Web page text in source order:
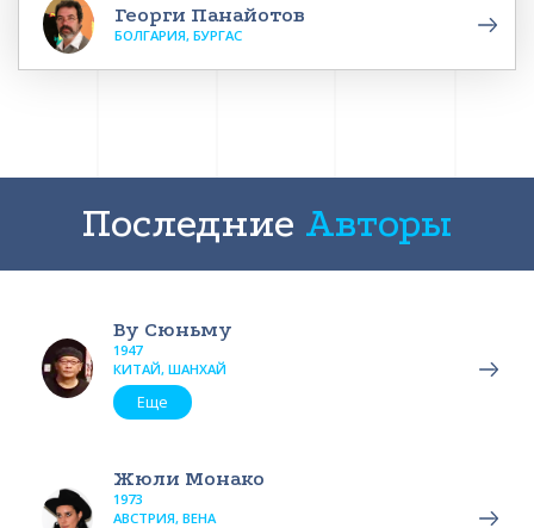
Георги Панайотов
БОЛГАРИЯ, БУРГАС
Последние Авторы
Ву Сюньму
1947
КИТАЙ, ШАНХАЙ
Еще
Жюли Монако
1973
АВСТРИЯ, ВЕНА